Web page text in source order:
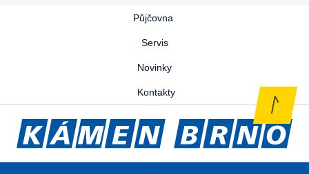
Půjčovna
Servis
Novinky
Kontakty